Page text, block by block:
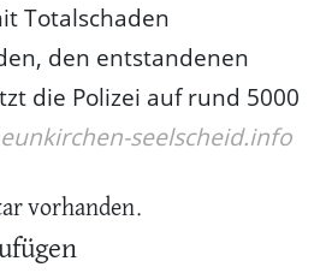
Totalschaden
den entstandenen
die Polizei auf rund 5000
seelscheid.info
vorhanden.